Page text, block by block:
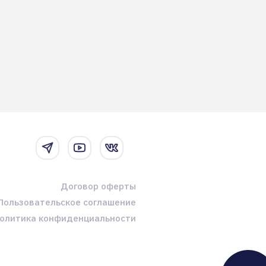
Договор оферты
соглашение
конфиденциальности